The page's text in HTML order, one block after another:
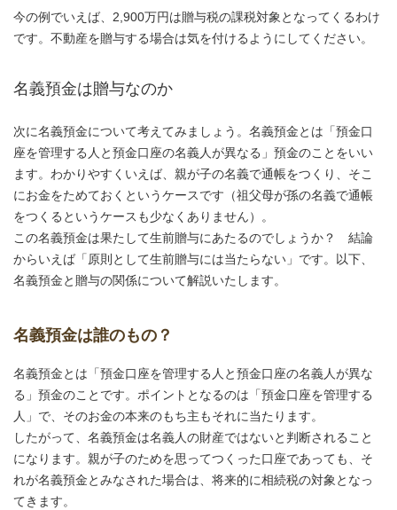
今の例でいえば、2,900万円は贈与税の課税対象となってくるわけ
です。不動産を贈与する場合は気を付けるようにしてください。
名義預金は贈与なのか
次に名義預金について考えてみましょう。名義預金とは「預金口
座を管理する人と預金口座の名義人が異なる」預金のことをいい
ます。わかりやすくいえば、親が子の名義で通帳をつくり、そこ
にお金をためておくというケースです（祖父母が孫の名義で通帳
をつくるというケースも少なくありません）。
この名義預金は果たして生前贈与にあたるのでしょうか？ 結論
からいえば「原則として生前贈与には当たらない」です。以下、
名義預金と贈与の関係について解説いたします。
名義預金は誰のもの？
名義預金とは「預金口座を管理する人と預金口座の名義人が異な
る」預金のことです。ポイントとなるのは「預金口座を管理する
人」で、そのお金の本来のもち主もそれに当たります。
したがって、名義預金は名義人の財産ではないと判断されること
になります。親が子のためを思ってつくった口座であっても、そ
れが名義預金とみなされた場合は、将来的に相続税の対象となっ
てきます。